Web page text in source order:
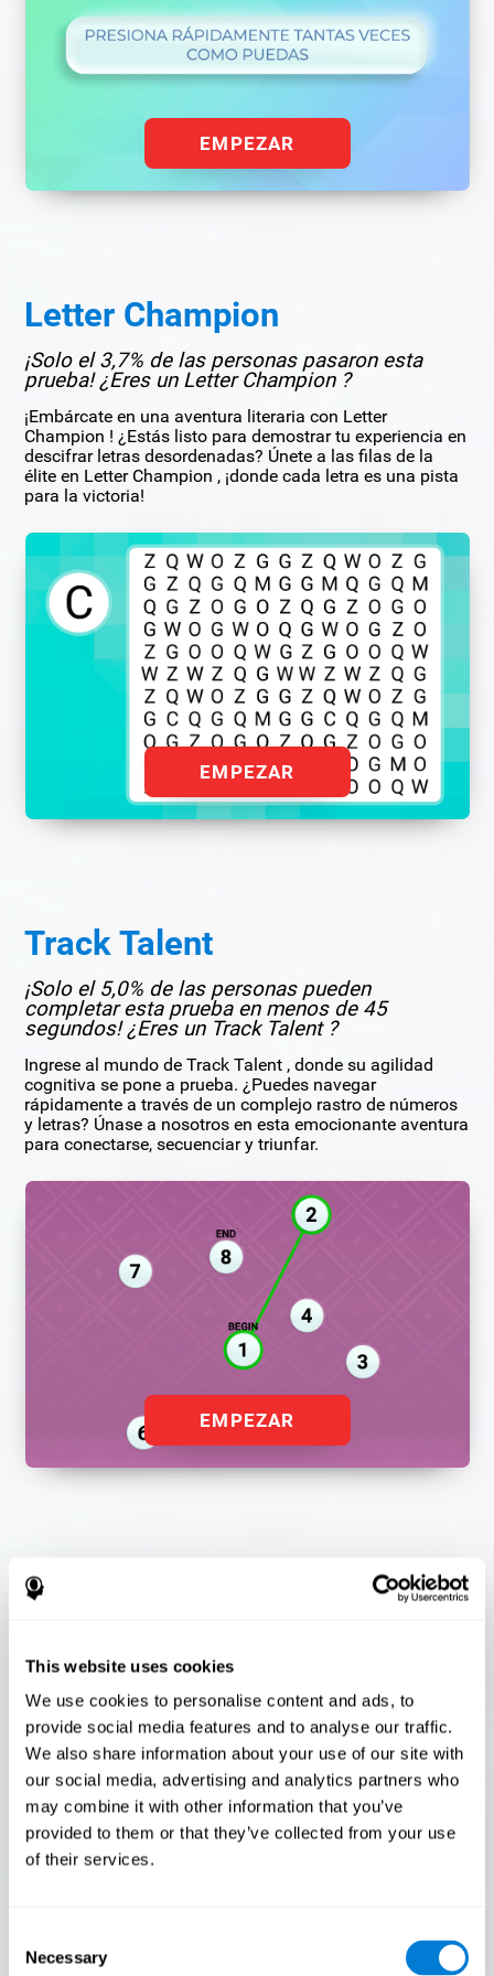
This website uses cookies
We use cookies to personalise content and ads, to
provide social media features and to analyse our traffic.
We also share information about your use of our site with
our social media, advertising and analytics partners who
may combine it with other information that you’ve
provided to them or that they’ve collected from your use
of their services.
Selection
Necessary
EMPEZAR
Letter Champion
¡Solo el 3,7% de las personas pasaron esta
prueba! ¿Eres un Letter Champion ?
¡Embárcate en una aventura literaria con Letter
Champion ! ¿Estás listo para demostrar tu experiencia en
descifrar letras desordenadas? Únete a las filas de la
élite en Letter Champion , ¡donde cada letra es una pista
para la victoria!
EMPEZAR
Track Talent
¡Solo el 5,0% de las personas pueden
completar esta prueba en menos de 45
segundos! ¿Eres un Track Talent ?
Ingrese al mundo de Track Talent , donde su agilidad
cognitiva se pone a prueba. ¿Puedes navegar
rápidamente a través de un complejo rastro de números
y letras? Únase a nosotros en esta emocionante aventura
para conectarse, secuenciar y triunfar.
EMPEZAR
Flash Finder
prueba! ¿Eres un Flash Finder ?
¡La prueba definitiva de tu velocidad y precisión! ¿Podrás
seguir el ritmo? ¿Estás listo para demostrar tu capacidad
para responder rápidamente bajo presión? ¡Acepta el
desafío en Flash Finder !